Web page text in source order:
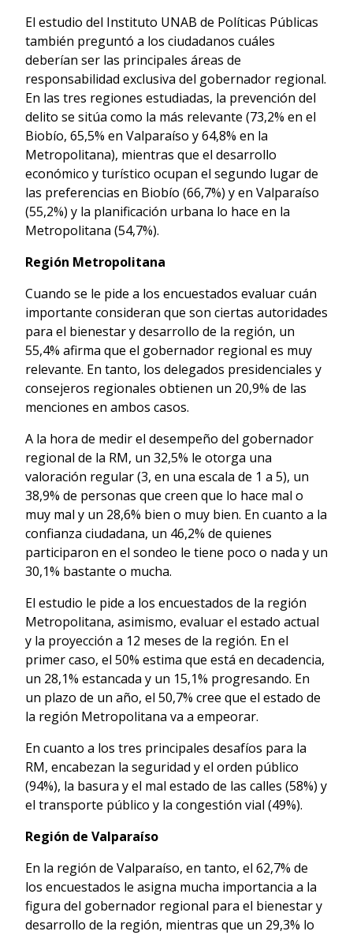
El estudio del Instituto UNAB de Políticas Públicas
también preguntó a los ciudadanos cuáles
deberían ser las principales áreas de
responsabilidad exclusiva del gobernador regional.
En las tres regiones estudiadas, la prevención del
delito se sitúa como la más relevante (73,2% en el
Biobío, 65,5% en Valparaíso y 64,8% en la
Metropolitana), mientras que el desarrollo
económico y turístico ocupan el segundo lugar de
las preferencias en Biobío (66,7%) y en Valparaíso
(55,2%) y la planificación urbana lo hace en la
Metropolitana (54,7%).
Región Metropolitana
Cuando se le pide a los encuestados evaluar cuán
importante consideran que son ciertas autoridades
para el bienestar y desarrollo de la región, un
55,4% afirma que el gobernador regional es muy
relevante. En tanto, los delegados presidenciales y
consejeros regionales obtienen un 20,9% de las
menciones en ambos casos.
A la hora de medir el desempeño del gobernador
regional de la RM, un 32,5% le otorga una
valoración regular (3, en una escala de 1 a 5), un
38,9% de personas que creen que lo hace mal o
muy mal y un 28,6% bien o muy bien. En cuanto a la
confianza ciudadana, un 46,2% de quienes
participaron en el sondeo le tiene poco o nada y un
30,1% bastante o mucha.
El estudio le pide a los encuestados de la región
Metropolitana, asimismo, evaluar el estado actual
y la proyección a 12 meses de la región. En el
primer caso, el 50% estima que está en decadencia,
un 28,1% estancada y un 15,1% progresando. En
un plazo de un año, el 50,7% cree que el estado de
la región Metropolitana va a empeorar.
En cuanto a los tres principales desafíos para la
RM, encabezan la seguridad y el orden público
(94%), la basura y el mal estado de las calles (58%) y
el transporte público y la congestión vial (49%).
Región de Valparaíso
En la región de Valparaíso, en tanto, el 62,7% de
los encuestados le asigna mucha importancia a la
figura del gobernador regional para el bienestar y
desarrollo de la región, mientras que un 29,3% lo